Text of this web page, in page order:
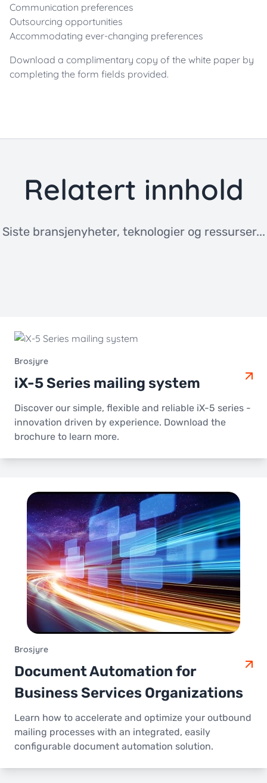
Communication preferences
Outsourcing opportunities
Accommodating ever-changing preferences
Download a complimentary copy of the white paper by
completing the form fields provided.
Relatert innhold
Siste bransjenyheter, teknologier og ressurser...
Brosjyre
iX-5 Series mailing system
Discover our simple, flexible and reliable iX-5 series -
innovation driven by experience. Download the
brochure to learn more.
Brosjyre
Document Automation for
Business Services Organizations
Learn how to accelerate and optimize your outbound
mailing processes with an integrated, easily
configurable document automation solution.